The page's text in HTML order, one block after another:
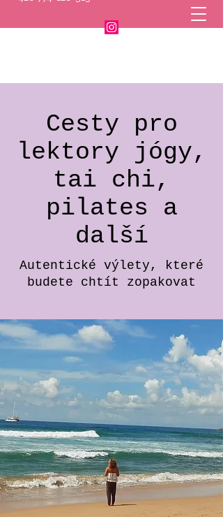
Cesty pro
lektory jógy,
tai chi,
pilates a
další
Autentické výlety, které
budete chtít zopakovat